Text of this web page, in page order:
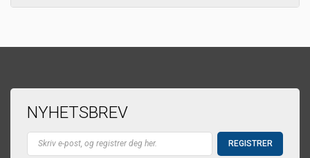
NYHETSBREV